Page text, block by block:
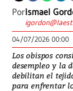
PorIsmael
04/07/2026 00:00
Los obispos
desempleo y la
debilitan el
para enfrentar